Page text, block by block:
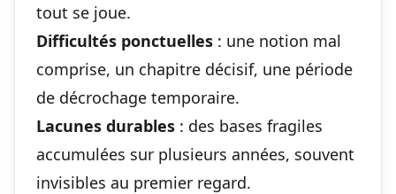
tout se joue.
Difficultés ponctuelles : une notion mal
comprise, un chapitre décisif, une période
de décrochage temporaire.
Lacunes durables : des bases fragiles
accumulées sur plusieurs années, souvent
invisibles au premier regard.